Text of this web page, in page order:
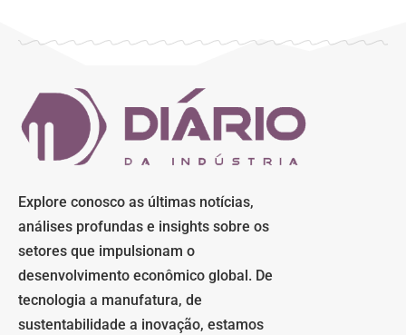
Explore conosco as últimas notícias,
análises profundas e insights sobre os
setores que impulsionam o
desenvolvimento econômico global. De
tecnologia a manufatura, de
sustentabilidade a inovação, estamos